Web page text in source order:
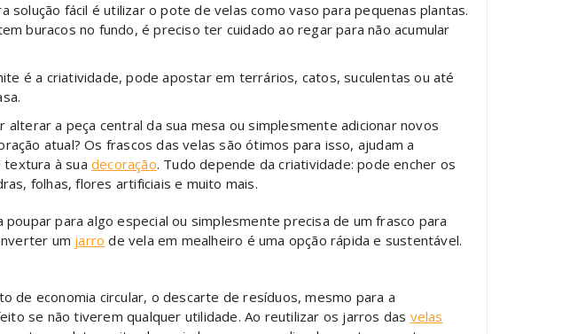
solução fácil é utilizar o pote de velas como vaso para pequenas plantas.
buracos no fundo, é preciso ter cuidado ao regar para não acumular
é a criatividade, pode apostar em terrários, catos, suculentas ou até
alterar a peça central da sua mesa ou simplesmente adicionar novos
atual? Os frascos das velas são ótimos para isso, ajudam a
textura à sua decoração. Tudo depende da criatividade: pode encher os
folhas, flores artificiais e muito mais.
poupar para algo especial ou simplesmente precisa de um frasco para
um jarro de vela em mealheiro é uma opção rápida e sustentável.
de economia circular, o descarte de resíduos, mesmo para a
se não tiverem qualquer utilidade. Ao reutilizar os jarros das velas